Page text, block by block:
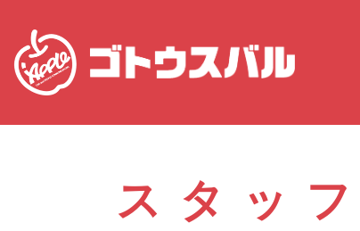
アップル春日井中央店
愛知県春日井市柏井町4-43-1
アップル碧
愛知県碧南
スタッ